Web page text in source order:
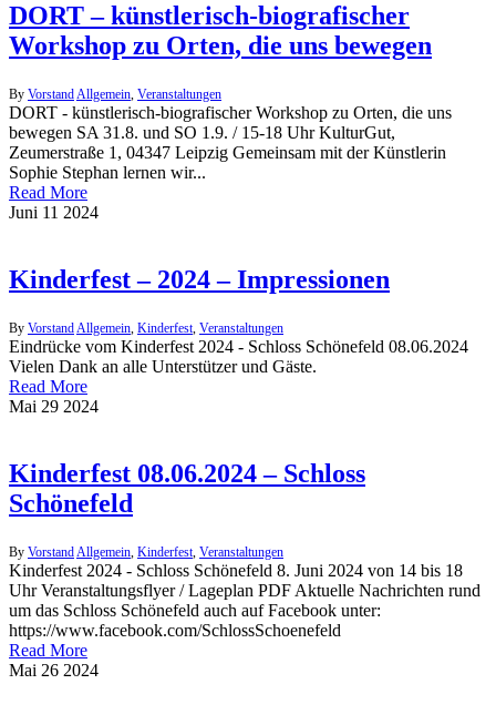
DORT – künstlerisch-biografischer
Workshop zu Orten, die uns bewegen
By VorstandAllgemein, Veranstaltungen
DORT - künstlerisch-biografischer Workshop zu Orten, die uns
bewegen SA 31.8. und SO 1.9. / 15-18 Uhr KulturGut,
Zeumerstraße 1, 04347 Leipzig Gemeinsam mit der Künstlerin
Sophie Stephan lernen wir...
Read More
Juni 11 2024
Kinderfest – 2024 – Impressionen
By VorstandAllgemein, Kinderfest, Veranstaltungen
Eindrücke vom Kinderfest 2024 - Schloss Schönefeld 08.06.2024
Vielen Dank an alle Unterstützer und Gäste.
Read More
Mai 29 2024
Kinderfest 08.06.2024 – Schloss
Schönefeld
By VorstandAllgemein, Kinderfest, Veranstaltungen
Kinderfest 2024 - Schloss Schönefeld 8. Juni 2024 von 14 bis 18
Uhr Veranstaltungsflyer / Lageplan PDF Aktuelle Nachrichten rund
um das Schloss Schönefeld auch auf Facebook unter:
https://www.facebook.com/SchlossSchoenefeld
Read More
Mai 26 2024